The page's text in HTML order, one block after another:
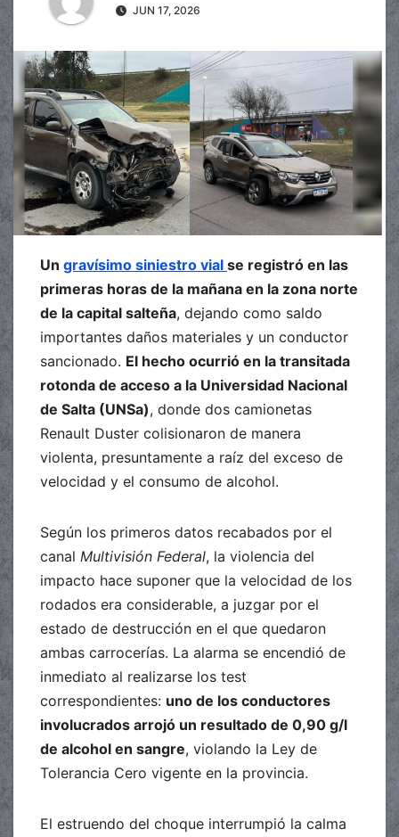
JUN 17, 2026
Un gravísimo siniestro vial se registró en las
primeras horas de la mañana en la zona norte
de la capital salteña, dejando como saldo
importantes daños materiales y un conductor
sancionado. El hecho ocurrió en la transitada
rotonda de acceso a la Universidad Nacional
de Salta (UNSa), donde dos camionetas
Renault Duster colisionaron de manera
violenta, presuntamente a raíz del exceso de
velocidad y el consumo de alcohol.
Según los primeros datos recabados por el
canal Multivisión Federal, la violencia del
impacto hace suponer que la velocidad de los
rodados era considerable, a juzgar por el
estado de destrucción en el que quedaron
ambas carrocerías. La alarma se encendió de
inmediato al realizarse los test
correspondientes: uno de los conductores
involucrados arrojó un resultado de 0,90 g/l
de alcohol en sangre, violando la Ley de
Tolerancia Cero vigente en la provincia.
El estruendo del choque interrumpió la calma